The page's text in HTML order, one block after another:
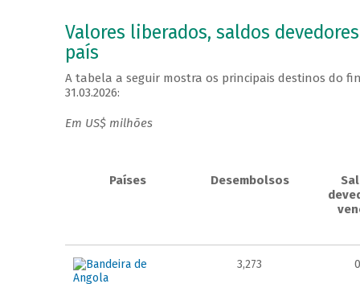
Valores liberados, saldos
país
A tabela a seguir mostra os principais destinos do
31.03.2026:
Em US$ milhões
Países Desembolsos
3,273 0